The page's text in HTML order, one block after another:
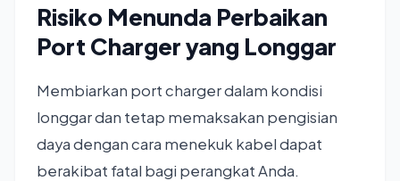
Risiko Menunda Perbaikan
Port Charger yang Longgar
Membiarkan port charger dalam kondisi
longgar dan tetap memaksakan pengisian
daya dengan cara menekuk kabel dapat
berakibat fatal bagi perangkat Anda.